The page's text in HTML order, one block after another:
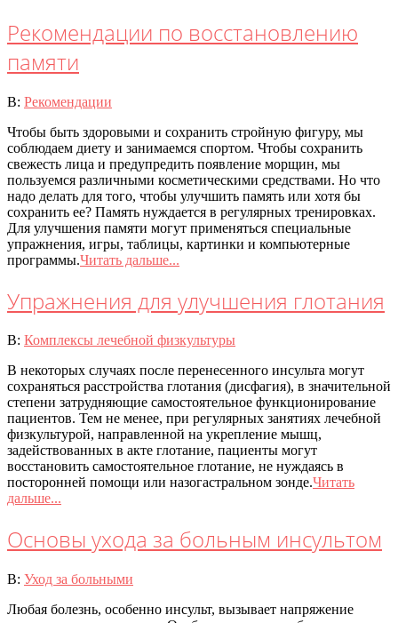
Рекомендации по восстановлению
памяти
2020-
21
В: Рекомендации
Чтобы быть здоровыми и сохранить стройную фигуру, мы
соблюдаем диету и занимаемся спортом. Чтобы сохранить
свежесть лица и предупредить появление морщин, мы
пользуемся различными косметическими средствами. Но что
надо делать для того, чтобы улучшить память или хотя бы
сохранить ее? Память нуждается в регулярных тренировках.
Для улучшения памяти могут применяться специальные
упражнения, игры, таблицы, картинки и компьютерные
программы.Читать дальше...
Упражнения для улучшения глотания
2020-
08
В: Комплексы лечебной физкультуры
В некоторых случаях после перенесенного инсульта могут
сохраняться расстройства глотания (дисфагия), в значительной
степени затрудняющие самостоятельное функционирование
пациентов. Тем не менее, при регулярных занятиях лечебной
физкультурой, направленной на укрепление мышц,
задействованных в акте глотание, пациенты могут
восстановить самостоятельное глотание, не нуждаясь в
посторонней помощи или назогастральном зонде.Читать
дальше...
Основы ухода за больным инсультом
2020-
08
В: Уход за больными
Любая болезнь, особенно инсульт, вызывает напряжение